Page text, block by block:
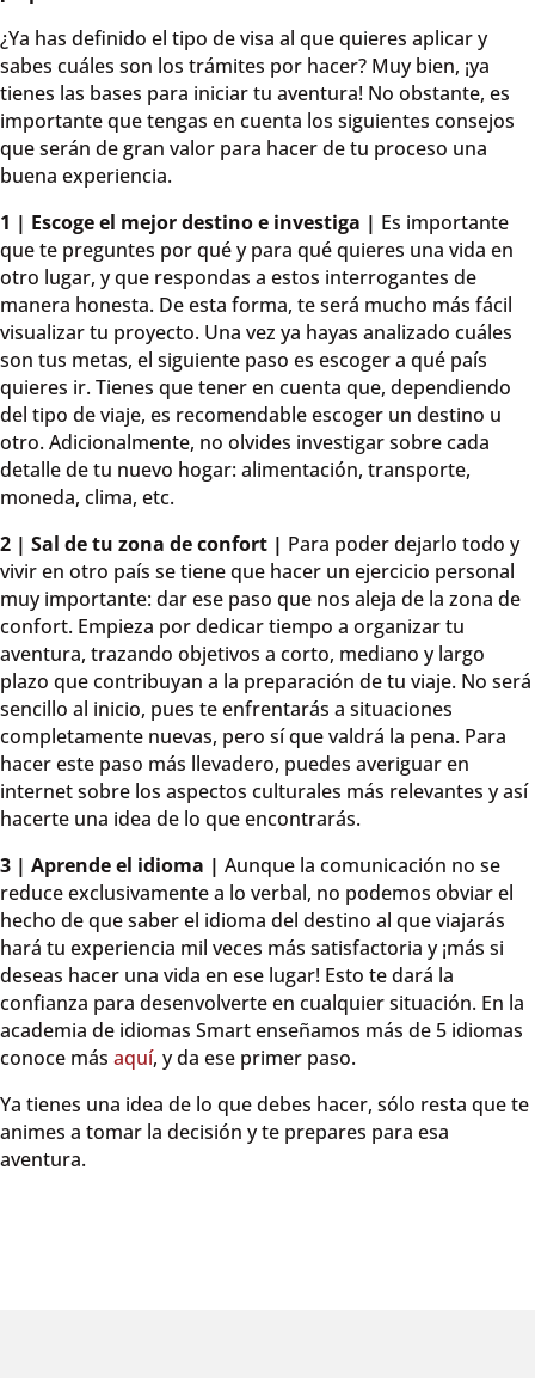
¿Ya has definido el tipo de visa al que quieres aplicar y
sabes cuáles son los trámites por hacer? Muy bien, ¡ya
tienes las bases para iniciar tu aventura! No obstante, es
importante que tengas en cuenta los siguientes consejos
que serán de gran valor para hacer de tu proceso una
buena experiencia.
1 | Escoge el mejor destino e investiga | Es importante
que te preguntes por qué y para qué quieres una vida en
otro lugar, y que respondas a estos interrogantes de
manera honesta. De esta forma, te será mucho más fácil
visualizar tu proyecto. Una vez ya hayas analizado cuáles
son tus metas, el siguiente paso es escoger a qué país
quieres ir. Tienes que tener en cuenta que, dependiendo
del tipo de viaje, es recomendable escoger un destino u
otro. Adicionalmente, no olvides investigar sobre cada
detalle de tu nuevo hogar: alimentación, transporte,
moneda, clima, etc.
2 | Sal de tu zona de confort | Para poder dejarlo todo y
vivir en otro país se tiene que hacer un ejercicio personal
muy importante: dar ese paso que nos aleja de la zona de
confort. Empieza por dedicar tiempo a organizar tu
aventura, trazando objetivos a corto, mediano y largo
plazo que contribuyan a la preparación de tu viaje. No será
sencillo al inicio, pues te enfrentarás a situaciones
completamente nuevas, pero sí que valdrá la pena. Para
hacer este paso más llevadero, puedes averiguar en
internet sobre los aspectos culturales más relevantes y así
hacerte una idea de lo que encontrarás.
3 | Aprende el idioma | Aunque la comunicación no se
reduce exclusivamente a lo verbal, no podemos obviar el
hecho de que saber el idioma del destino al que viajarás
hará tu experiencia mil veces más satisfactoria y ¡más si
deseas hacer una vida en ese lugar! Esto te dará la
confianza para desenvolverte en cualquier situación. En la
academia de idiomas Smart enseñamos más de 5 idiomas
conoce más aquí, y da ese primer paso.
Ya tienes una idea de lo que debes hacer, sólo resta que te
animes a tomar la decisión y te prepares para esa
aventura.